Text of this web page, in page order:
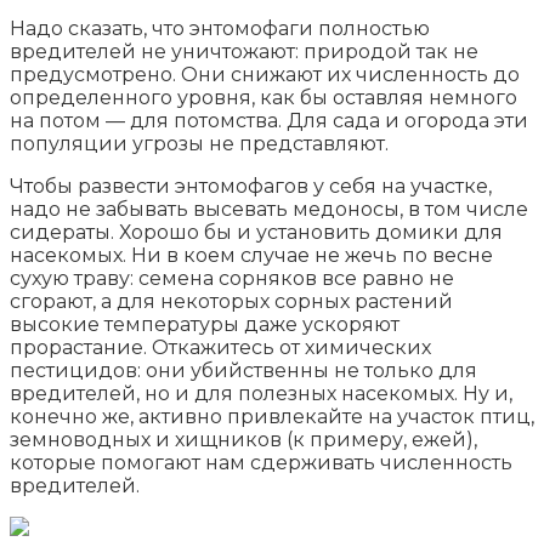
Надо сказать, что энтомофаги полностью
вредителей не уничтожают: природой так не
предусмотрено. Они снижают их численность до
определенного уровня, как бы оставляя немного
на потом — для потомства. Для сада и огорода эти
популяции угрозы не представляют.
Чтобы развести энтомофагов у себя на участке,
надо не забывать высевать медоносы, в том числе
сидераты. Хорошо бы и установить домики для
насекомых. Ни в коем случае не жечь по весне
сухую траву: семена сорняков все равно не
сгорают, а для некоторых сорных растений
высокие температуры даже ускоряют
прорастание. Откажитесь от химических
пестицидов: они убийственны не только для
вредителей, но и для полезных насекомых. Ну и,
конечно же, активно привлекайте на участок птиц,
земноводных и хищников (к примеру, ежей),
которые помогают нам сдерживать численность
вредителей.